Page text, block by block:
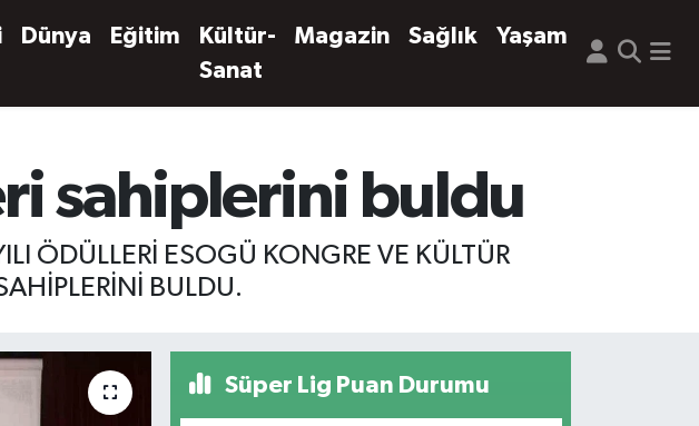
Dünya Eğitim
Kültür-
Sanat
Magazin Sağlık Yaşam
sahiplerini buldu
ÖDÜLLERİ ESOGÜ KONGRE VE KÜLTÜR
BULDU.
Süper Lig Puan Durumu